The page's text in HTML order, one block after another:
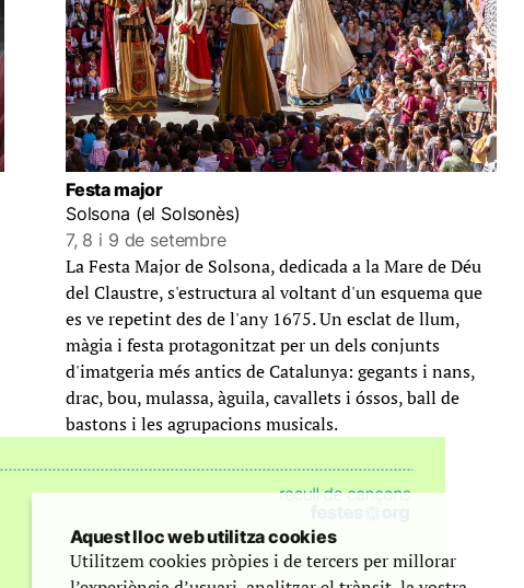
Festa major
Solsona (el Solsonès)
7, 8 i 9 de setembre
La Festa Major de Solsona, dedicada a la Mare de Déu
del Claustre, s'estructura al voltant d'un esquema que
es ve repetint des de l'any 1675. Un esclat de llum,
màgia i festa protagonitzat per un dels conjunts
d'imatgeria més antics de Catalunya: gegants i nans,
drac, bou, mulassa, àguila, cavallets i óssos, ball de
bastons i les agrupacions musicals.
Aquest lloc web utilitza cookies
Utilitzem cookies pròpies i de tercers per millorar